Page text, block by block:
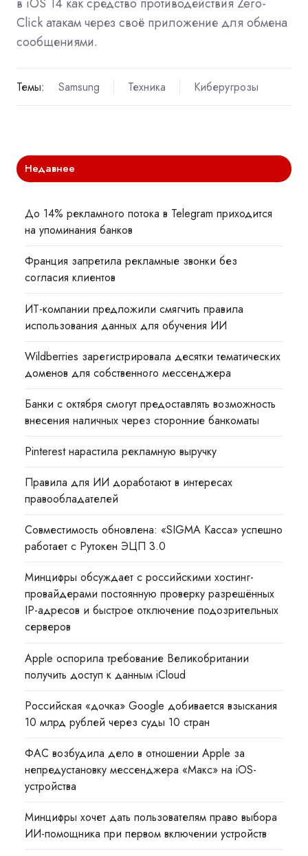
Click атакам через своё приложение для обмена
сообщениями.
Темы: Samsung Техника Киберугрозы
Недавнее
До 14% рекламного потока в Telegram приходится
на упоминания банков
Франция запретила рекламные звонки без
согласия клиентов
ИТ-компании предложили смягчить правила
использования данных для обучения ИИ
Wildberries зарегистрировала десятки тематических
доменов для собственного мессенджера
Банки с октября смогут предоставлять возможность
внесения наличных через сторонние банкоматы
Pinterest нарастила рекламную выручку
Правила для ИИ доработают в интересах
правообладателей
Совместимость обновлена: «SIGMA Касса» успешно
работает с Рутокен ЭЦП 3.0
Минцифры обсуждает с российскими хостинг-
провайдерами постоянную проверку разрешённых
IP-адресов и быстрое отключение подозрительных
серверов
Apple оспорила требование Великобритании
получить доступ к данным iCloud
Российская «дочка» Google добивается взыскания
10 млрд рублей через суды 10 стран
ФАС возбудила дело в отношении Apple за
непредустановку мессенджера «Макс» на iOS-
устройства
Минцифры хочет дать пользователям право выбора
ИИ-помощника при первом включении устройств